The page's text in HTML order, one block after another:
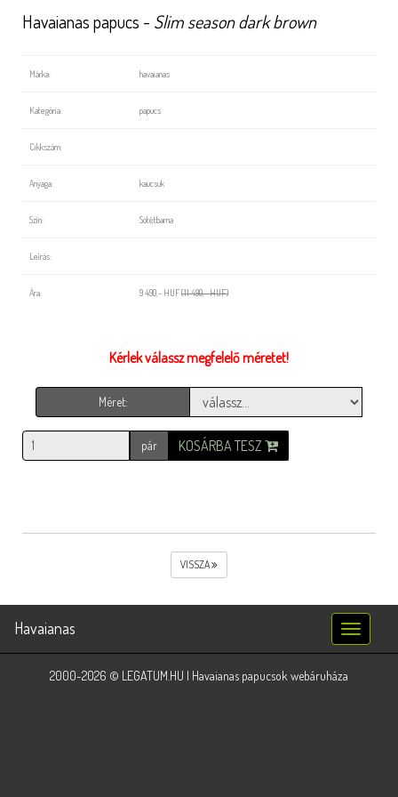
Havaianas papucs - Slim season dark brown
Márka: havaianas
Kategória: papucs
Cikkszám:
Anyaga: kaucsuk
Szín: Sötétbarna
Leírás:
Ára: 9 490,- HUF(11 490,- HUF)
Kérlek válassz megfelelő méretet!
Méret:
pár KOSÁRBA TESZ
VISSZA
Toggle
navigation
Havaianas
2000-2026 © LEGATUM.HU | Havaianas papucsok webáruháza